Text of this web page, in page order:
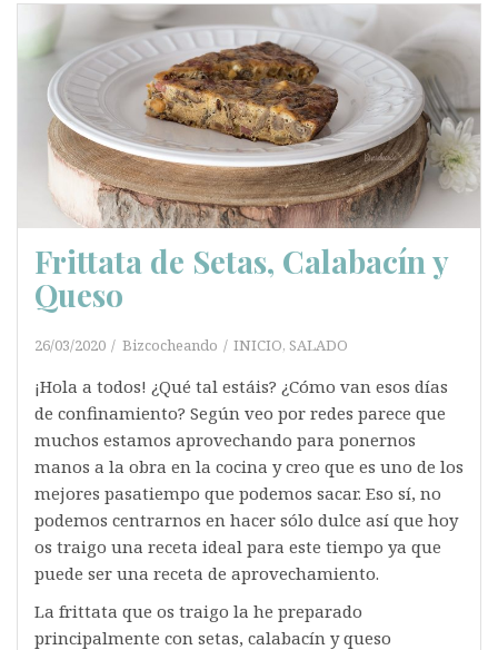
Frittata de Setas, Calabacín y
Queso
26/03/2020 Bizcocheando INICIO, SALADO
¡Hola a todos! ¿Qué tal estáis? ¿Cómo van esos días
de confinamiento? Según veo por redes parece que
muchos estamos aprovechando para ponernos
manos a la obra en la cocina y creo que es uno de los
mejores pasatiempo que podemos sacar. Eso sí, no
podemos centrarnos en hacer sólo dulce así que hoy
os traigo una receta ideal para este tiempo ya que
puede ser una receta de aprovechamiento.
La frittata que os traigo la he preparado
principalmente con setas, calabacín y queso